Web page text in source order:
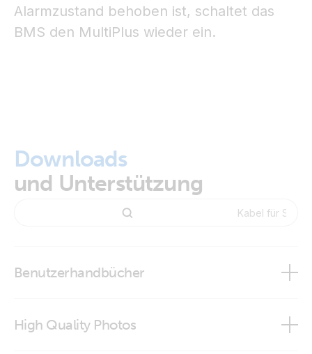
Alarmzustand behoben ist, schaltet das
BMS den MultiPlus wieder ein.
Downloads
und Unterstützung
Benutzerhandbücher
High Quality Photos